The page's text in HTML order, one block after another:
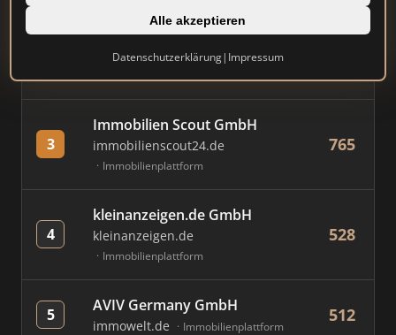
Alle akzeptieren
Datenschutzerklärung| Impressum
Wüstenrot Immobilien GmbH
wuestenrot-immobilien.de
3
Immobilien Scout GmbH
immobilienscout24.de
Immobilienplattform
765
4
kleinanzeigen.de GmbH
kleinanzeigen.de
Immobilienplattform
528
5 AVIV Germany GmbH
immowelt.de Immobilienplattform
512